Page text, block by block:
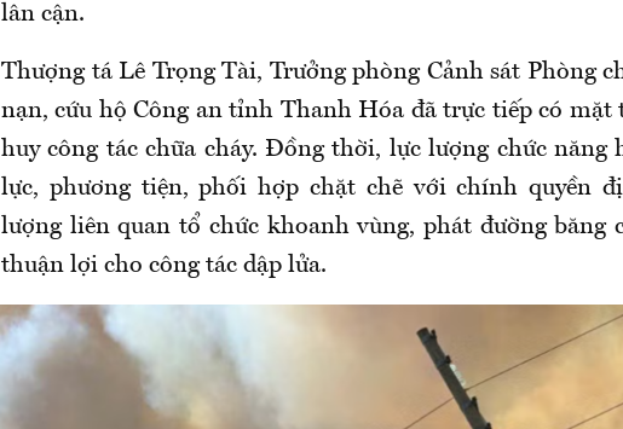
lân cận.
Thượng tá Lê Trọng Tài, Trưởng phòng Cảnh sát Phòng
nạn, cứu hộ Công an tỉnh Thanh Hóa đã trực tiếp có mặt
huy công tác chữa cháy. Đồng thời, lực lượng chức năng
lực, phương tiện, phối hợp chặt chẽ với chính quyền
lượng liên quan tổ chức khoanh vùng, phát đường băng
thuận lợi cho công tác dập lửa.